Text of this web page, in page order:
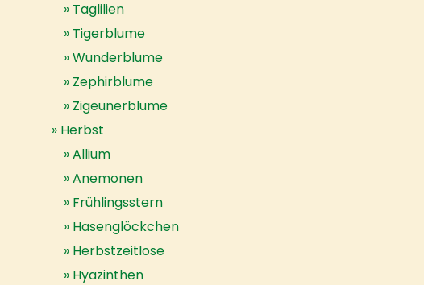
Taglilien
Tigerblume
Wunderblume
Zephirblume
Zigeunerblume
Herbst
Allium
Anemonen
Frühlingsstern
Hasenglöckchen
Herbstzeitlose
Hyazinthen